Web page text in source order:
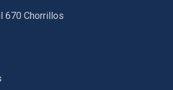
670 Chorrillos